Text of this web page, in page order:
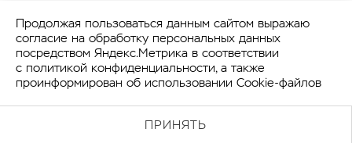
Продолжая пользоваться данным сайтом выражаю
согласие на обработку персональных данных
посредством Яндекс.Метрика в соответствии
с политикой конфиденциальности, а также
проинформирован об использовании Cookie-файлов
ПРИНЯТЬ